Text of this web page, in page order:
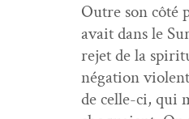
Out­re son côté
avait dans le
rejet de la
néga­tion
de celle-ci, qui